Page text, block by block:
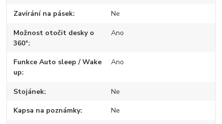
Zavírání na pásek Ne
Možnost otočit desky o
360°
Ano
Funkce Auto sleep / Wake
up
Ano
Stojánek Ne
Kapsa na poznámky Ne